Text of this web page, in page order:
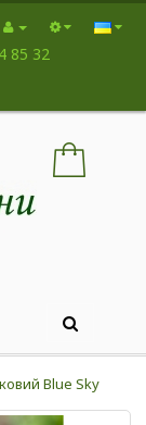
85 32
Blue Sky